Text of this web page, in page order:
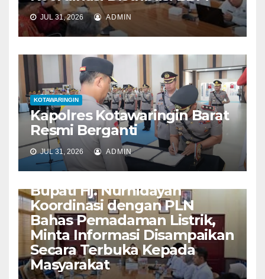
JUL 31, 2026 ADMIN
KOTAWARINGIN
Kapolres Kotawaringin Barat
Resmi Berganti
JUL 31, 2026 ADMIN
Bupati Hj. Nurhidayah
Koordinasi dengan PLN
Bahas Pemadaman Listrik,
Minta Informasi Disampaikan
Secara Terbuka Kepada
Masyarakat